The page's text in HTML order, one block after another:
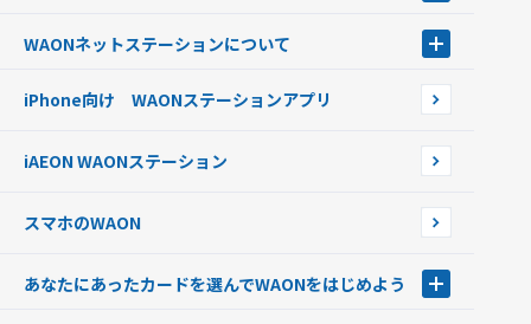
銀行口座・ATMからチャージする
オートチャージ
ポイントからチャージする
チャージ上限金額の変更について
WAON POINTサービス会員登録に伴う個人データの共同利用のお知
WAONネットステーションについて
WAONネットステーションWAON端末について
iPhone向け WAONステーションアプリ
iAEON WAONステーション
スマホのWAON
あなたにあったカードを選んでWAONをはじめよう